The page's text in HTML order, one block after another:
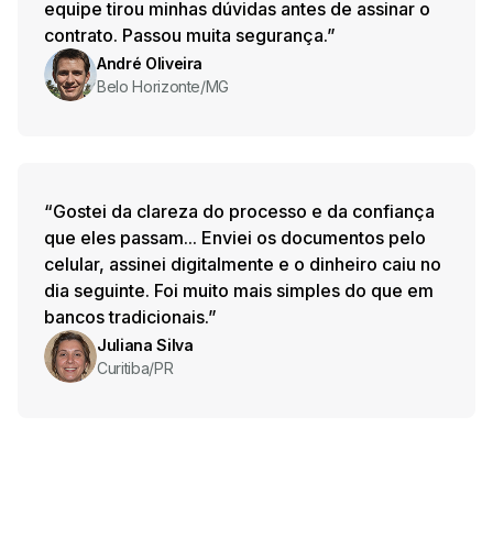
equipe tirou minhas dúvidas antes de assinar o
contrato. Passou muita segurança.”
André Oliveira
Belo Horizonte/MG
“Gostei da clareza do processo e da confiança
que eles passam... Enviei os documentos pelo
celular, assinei digitalmente e o dinheiro caiu no
dia seguinte. Foi muito mais simples do que em
bancos tradicionais.”
Juliana Silva
Curitiba/PR